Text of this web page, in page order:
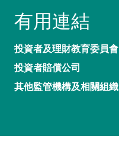
有用連結
投資者及理財教育委員會
投資者賠償公司
其他監管機構及相關組織